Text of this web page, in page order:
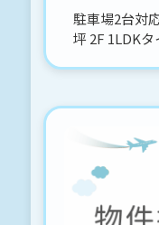
■サンシテ
青森市花園
仮押え希
申込予約
がとうござ
■サンライ
申込予約
がとうご
駐車場2台対
坪 2F 1LDKタ